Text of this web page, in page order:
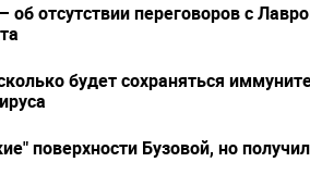
отсутствии переговоров с
будет сохраняться
поверхности Бузовой, но